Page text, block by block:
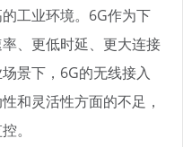
工业环境。6G作为下
、更低时延、更大连接
景下，6G的无线接入
和灵活性方面的不足，
。